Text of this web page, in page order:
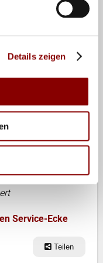
Details zeigen
Volleyball
Schoen im
Service-Ecke
Teilen